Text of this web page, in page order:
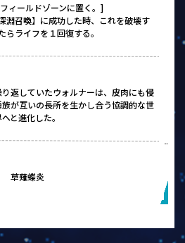
ィールドゾーンに置く。]
淵召喚】に成功した時、これを破壊す
らライフを１回復する。
返していたウォルナーは、皮肉にも侵
が互いの長所を生かし合う協調的な世
と進化した。
草薙蝶炎